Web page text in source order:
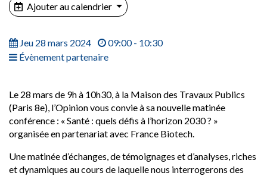
Ajouter au calendrier
Jeu 28 mars 2024
09:00 - 10:30
Évènement partenaire
Le 28 mars de 9h à 10h30, à la Maison des Travaux Publics
(Paris 8e), l’Opinion vous convie à sa nouvelle matinée
conférence : « Santé : quels défis à l’horizon 2030 ? »
organisée en partenariat avec France Biotech.
Une matinée d’échanges, de témoignages et d’analyses, riches
et dynamiques au cours de laquelle nous interrogerons des